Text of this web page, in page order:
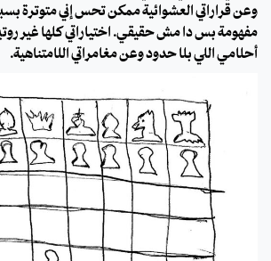
وعن قراراتي العشوائية ممكن تحس إني متوترة
مفهومة بس دا مش حقيقي. اختياراتي كلها غير
أحلامي اللي بلا حدود وعن مغامراتي اللامتناهية.